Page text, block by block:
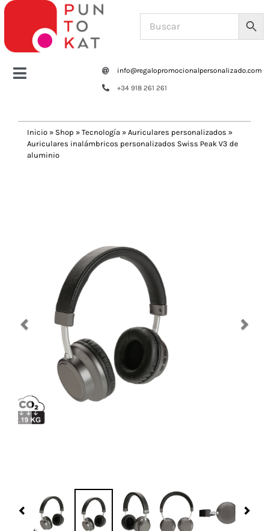
Saltar
contenido
Toggle
Tazas y botellas
Navidad 🎄 Invierno
Fabricación
info@regalopromocionalpersonalizado.com
+34 918 261 261
Inicio » Shop » Tecnología » Auriculares personalizados »
Auriculares inalámbricos personalizados Swiss Peak V3 de
aluminio
Previous